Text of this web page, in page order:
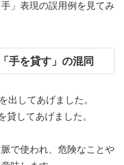
」表現の誤用例を見てみ
手を貸す」の混同
出してあげました。
貸してあげました。
で使われ、危険なことや